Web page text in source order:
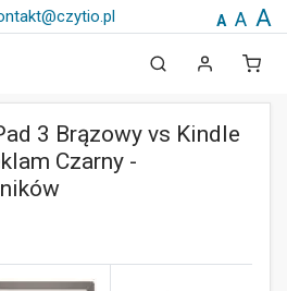
A A A
3 Brązowy vs Kindle
Czarny -